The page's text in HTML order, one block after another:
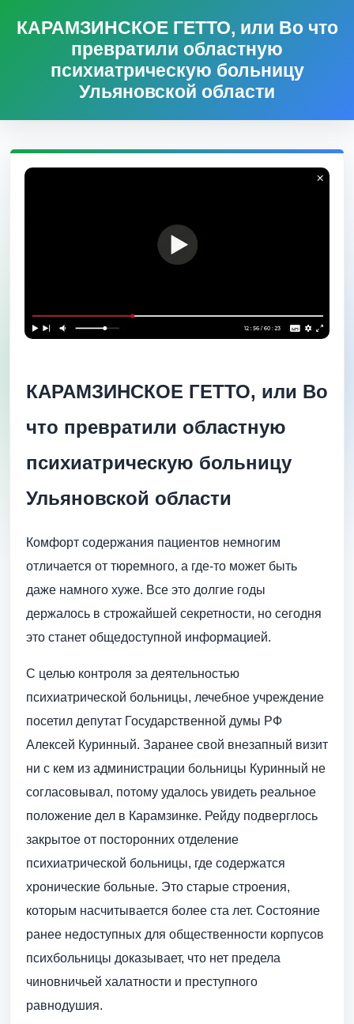
КАРАМЗИНСКОЕ ГЕТТО, или Во что
превратили областную
психиатрическую больницу
Ульяновской области
КАРАМЗИНСКОЕ ГЕТТО, или Во
что превратили областную
психиатрическую больницу
Ульяновской области
Комфорт содержания пациентов немногим
отличается от тюремного, а где-то может быть
даже намного хуже. Все это долгие годы
держалось в строжайшей секретности, но сегодня
это станет общедоступной информацией.
С целью контроля за деятельностью
психиатрической больницы, лечебное учреждение
посетил депутат Государственной думы РФ
Алексей Куринный. Заранее свой внезапный визит
ни с кем из администрации больницы Куринный не
согласовывал, потому удалось увидеть реальное
положение дел в Карамзинке. Рейду подверглось
закрытое от посторонних отделение
психиатрической больницы, где содержатся
хронические больные. Это старые строения,
которым насчитывается более ста лет. Состояние
ранее недоступных для общественности корпусов
психбольницы доказывает, что нет предела
чиновничьей халатности и преступного
равнодушия.